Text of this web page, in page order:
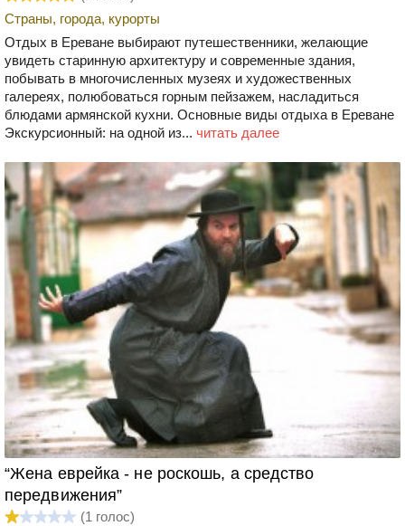
Страны, города, курорты
Отдых в Ереване выбирают путешественники, желающие
увидеть старинную архитектуру и современные здания,
побывать в многочисленных музеях и художественных
галереях, полюбоваться горным пейзажем, насладиться
блюдами армянской кухни. Основные виды отдыха в Ереване
Экскурсионный: на одной из... читать далее
“Жена еврейка - не роскошь, а средство
передвижения”
(1 голос)